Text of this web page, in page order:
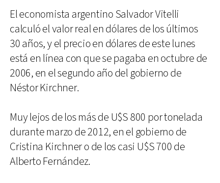
El economista argentino Salvador Vitelli
calculó el valor real en dólares de los últimos
30 años, y el precio en dólares de este lunes
está en línea con que se pagaba en octubre de
2006, en el segundo año del gobierno de
Néstor Kirchner.
Muy lejos de los más de U$S 800 por tonelada
durante marzo de 2012, en el gobierno de
Cristina Kirchner o de los casi U$S 700 de
Alberto Fernández.